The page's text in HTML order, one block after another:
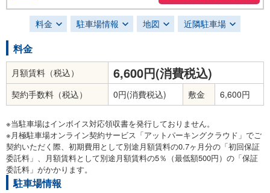
料金 駐車場情報 地図 近隣駐車場
料金
月額賃料（税込） 6,600円(消費税込)
契約手数料（税込） 0円(消費税込) 敷金 6,600円
※当駐車場はインボイス対応領収書を発行しておりません。
※月極駐車場オンライン契約サービス「アットパーキングクラウド」でご
契約いただく際、初期費用として別途月額賃料の0.7ヶ月分の「初回保証
委託料」、月額賃料として別途月額賃料の5％（最低額500円）の「保証
委託料」がかかります。
駐車場情報